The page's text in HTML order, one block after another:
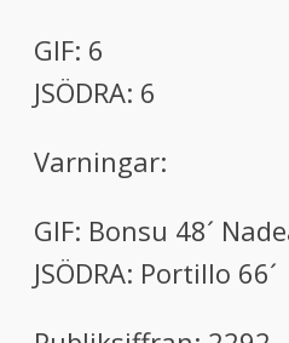
GIF: 6
JSÖDRA: 6
Varningar:
GIF: Bonsu 48´
JSÖDRA: Portillo 66´